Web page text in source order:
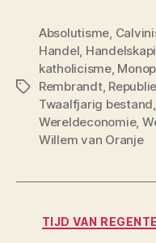
Tags
Absolutisme
Handel
katholicisme,
Rembrandt,
Twaalfjarig bestand
Wereldeconomie,
Willem van Oranje
TIJD VAN